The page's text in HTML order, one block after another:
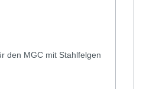
den MGC mit Stahlfelgen